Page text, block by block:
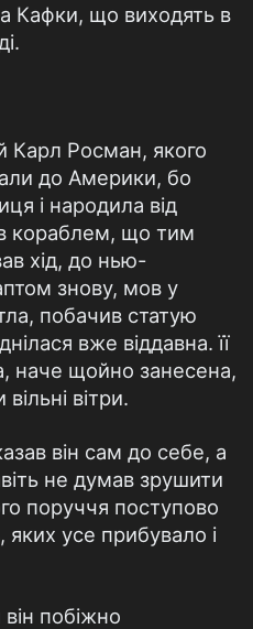
Кафки, що виходять в
Карл Росман, якого
до Америки, бо
і народила від
кораблем, що тим
хід, до нью-
знову, мов у
побачив статую
вже віддавна. її
наче щойно занесена,
вітри.
він сам до себе, а
не думав зрушити
поруччя поступово
яких усе прибувало і
побіжно